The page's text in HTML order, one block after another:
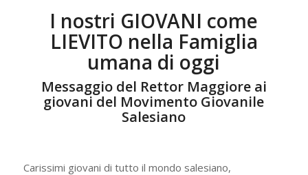
I nostri GIOVANI come
LIEVITO nella Famiglia
umana di oggi
Messaggio del Rettor Maggiore ai
giovani del Movimento Giovanile
Salesiano
Carissimi giovani di tutto il mondo salesiano,